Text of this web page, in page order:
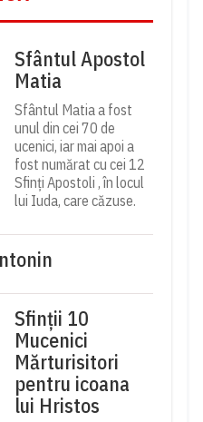
Sfântul Apostol
Matia
Sfântul Matia a fost
unul din cei 70 de
ucenici, iar mai apoi a
fost numărat cu cei 12
Sfinți Apostoli , în locul
lui Iuda, care căzuse.
Sfinții 10
Mucenici
Mărturisitori
pentru icoana
lui Hristos